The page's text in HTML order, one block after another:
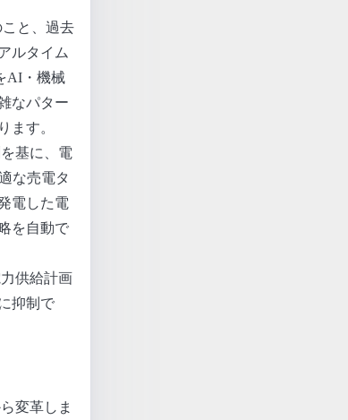
と、過去
ルタイム
AI・機械
なパター
ます。
基に、電
な売電タ
電した電
を自動で
供給計画
抑制で
変革しま